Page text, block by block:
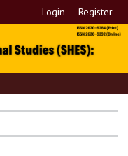
Login Register